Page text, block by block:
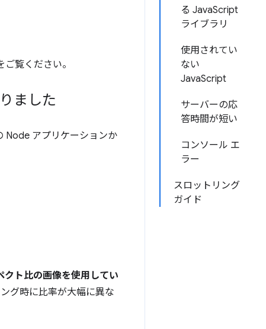
る JavaScript
ライブラリ
使用されてい
ない
JavaScript
サーバーの応
答時間が短い
コンソール エ
ラー
スロットリング
ガイド
ご覧ください。
ました
Node アプリケーションか
クト比の画像を使用してい
グ時に比率が大幅に異な